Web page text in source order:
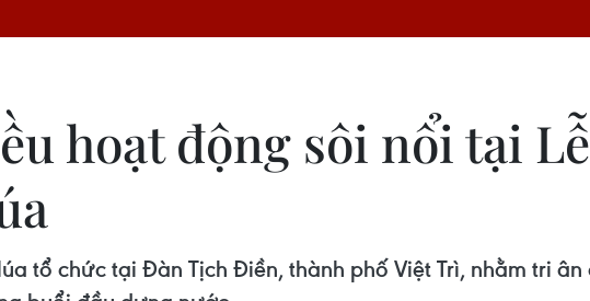
hoạt động sôi nổi tại
tổ chức tại Đàn Tịch Điền, thành phố Việt Trì, nhằm tri